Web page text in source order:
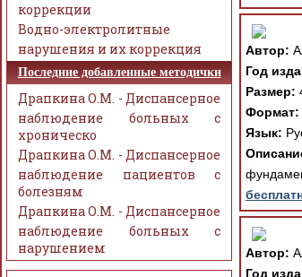
Автор:
Год
Размер:
Формат:
Язык:
Автор:
Год
коррекции
Водно-электролитные
нарушения и их коррекция
Последние добавленные методички
Драпкина О.М. - Диспансерное
наблюдение больных с
хроническо
Драпкина О.М. - Диспансерное
наблюдение пациентов с
болезням
Драпкина О.М. - Диспансерное
наблюдение больных с
нарушением